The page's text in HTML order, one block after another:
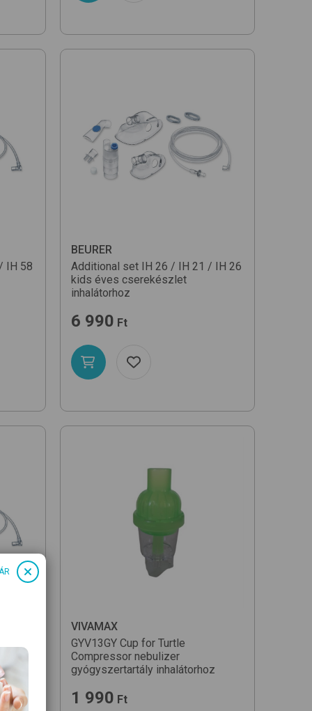
IH 58
BEURER
Additional set IH 26 / IH 21 / IH 26
kids éves cserekészlet
inhalátorhoz
6 990 Ft
VIVAMAX
GYV13GY Cup for Turtle
Compressor nebulizer
gyógyszertartály inhalátorhoz
1 990 Ft